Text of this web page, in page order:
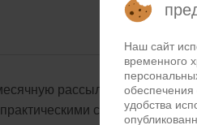
рассылку от HBCenter
советами по
Наш сайт
временного
удобства